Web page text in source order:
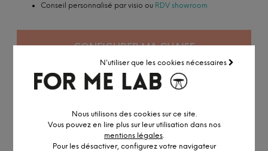
N'utiliser que les cookies nécessaires
Nous utilisons des cookies sur ce site.
Vous pouvez en lire plus sur leur utilisation dans nos
mentions légales
Pour les désactiver, configurez votre navigateur
Conseil personnalisé par visio ou RDV showroom
CONFIGURER MA CHAISE